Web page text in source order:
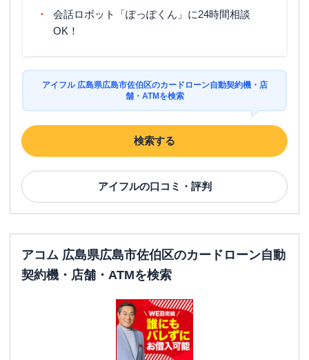
会話ロボット「ぽっぽくん」に24時間相談
OK！
アイフル 広島県広島市佐伯区のカードローン自動契約機・店
舗・ATMを検索
検索する
アイフルの口コミ・評判
アコム 広島県広島市佐伯区のカードローン自動
契約機・店舗・ATMを検索